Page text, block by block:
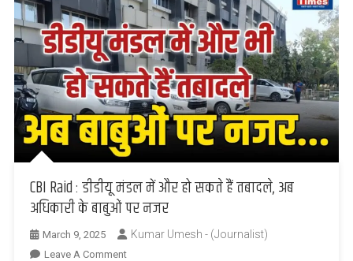
CBI Raid : डीडीयू मंडल में और हो सकते हैं तबादले, अब
अधिकारी के बाबुओं पर नजर
March 9, 2025 Kumar Umesh - (Journalist)
Leave A CommentOn